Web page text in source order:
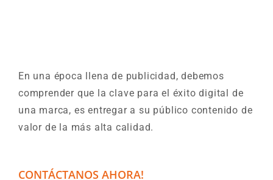
En una época llena de publicidad, debemos
comprender que la clave para el éxito digital de
una marca, es entregar a su público contenido de
valor de la más alta calidad.
CONTÁCTANOS AHORA!